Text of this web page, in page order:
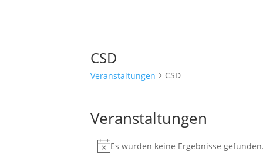
CSD
Veranstaltungen CSD
Veranstaltungen
Hinweis
Es wurden keine Ergebnisse